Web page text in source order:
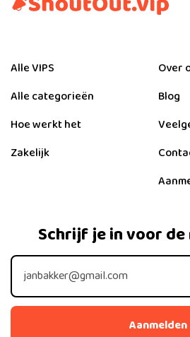
Alle VIPS
Alle categorieën
Hoe werkt het
Zakelijk
Over
Blog
Schrijf je in voor
Aanmelden